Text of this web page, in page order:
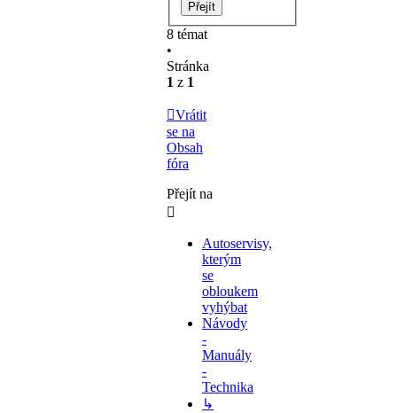
8 témat
•
Stránka
1 z 1
Vrátit
se na
Obsah
fóra
Přejít na
Autoservisy,
kterým
se
obloukem
vyhýbat
Návody
-
Manuály
-
Technika
↳